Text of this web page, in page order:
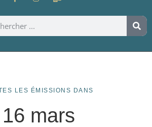
LES ÉMISSIONS DANS
16 mars